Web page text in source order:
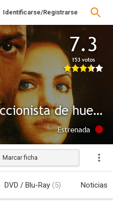
Identificarse/Registrarse
7.3
153 votos
El coleccionista de huesos
Estrenada
Marcar ficha
DVD / Blu-Ray (5) Noticias